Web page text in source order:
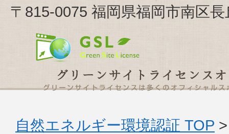
〒815-0075 福岡県福岡市南区
自然エネルギー環境認証 TOP